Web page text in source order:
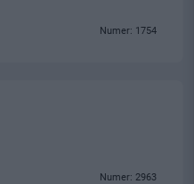
Numer: 1754
Numer: 2963